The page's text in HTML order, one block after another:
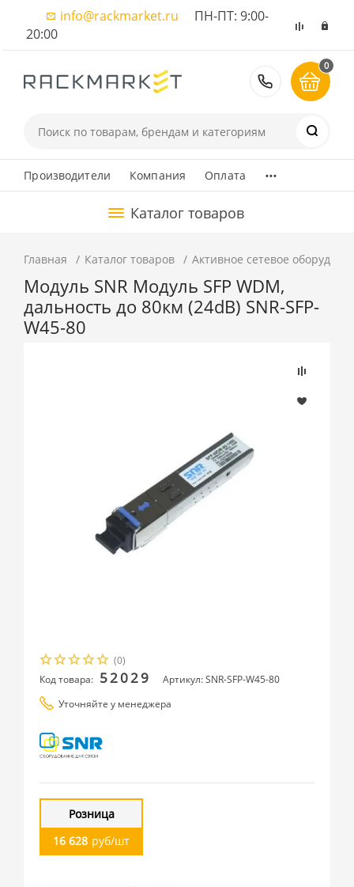
info@rackmarket.ru ПН-ПТ: 9:00-
20:00
8 (495)
0
Производители Компания Оплата ...
Каталог товаров
Главная Каталог товаров Активное сетевое
Модуль SNR Модуль SFP WDM,
дальность до 80км (24dB) SNR-SFP-
W45-80
(0)
Код товара: 52029
Артикул: SNR-SFP-W45-80
Уточняйте у менеджера
Розница
16 628 руб/шт